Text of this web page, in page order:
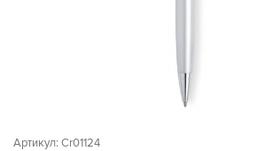
Артикул: Cr01124